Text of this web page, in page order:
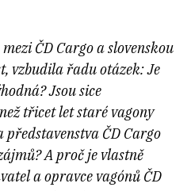
ČD Cargo a slovenskou
vzbudila řadu otázek: Je
Jsou sice
třicet let staré vagony
představenstva ČD Cargo
A proč je vlastně
a opravce vagónů ČD